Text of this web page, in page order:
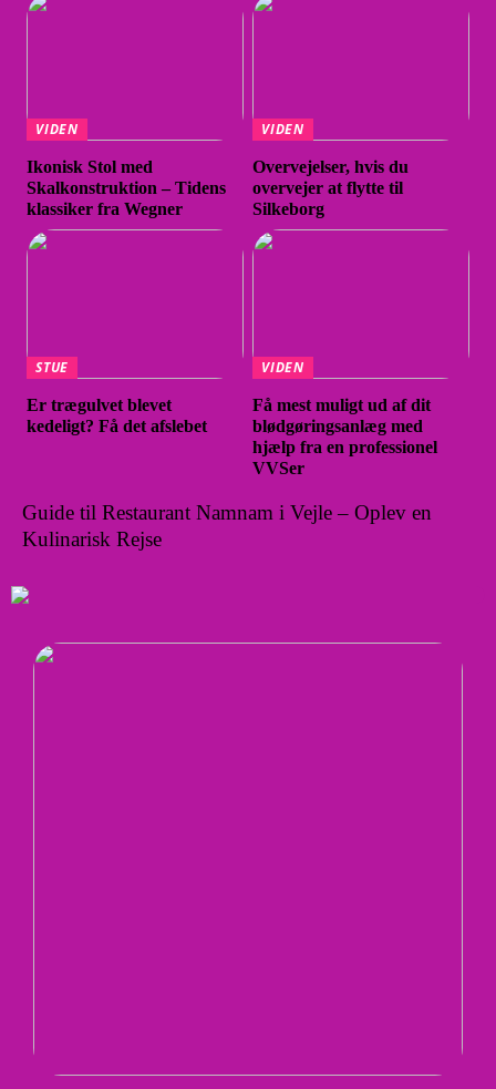
VIDEN
Ikonisk Stol med
Skalkonstruktion – Tidens
klassiker fra Wegner
VIDEN
Overvejelser, hvis du
overvejer at flytte til
Silkeborg
STUE
Er trægulvet blevet
kedeligt? Få det afslebet
VIDEN
Få mest muligt ud af dit
blødgøringsanlæg med
hjælp fra en professionel
VVSer
Guide til Restaurant Namnam i Vejle – Oplev en
Kulinarisk Rejse